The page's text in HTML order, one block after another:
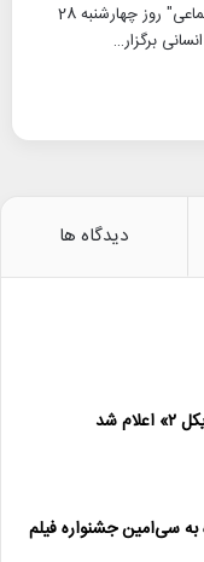
نشست "ارزش های معماری معاصر و رویکرد اجتماعی" روز چهارشنبه 28
برگزار…
دیدگاه ها
شد
کوتاه به سی‌امین جشنواره فیلم